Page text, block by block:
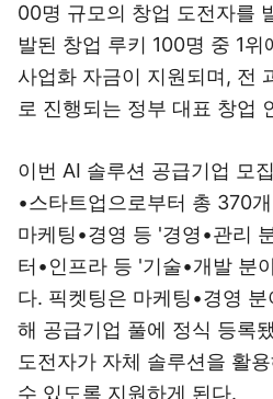
00명 규모의 창업 도전자를
발된 창업 루키 100명 중 1위
사업화 자금이 지원되며, 전
로 진행되는 정부 대표 창업
이번 AI 솔루션 공급기업 모
•스타트업으로부터 총 370
마케팅•경영 등 '경영•관리
터•인프라 등 '기술•개발 분
다. 픽켓팅은 마케팅•경영
해 공급기업 풀에 정식 등록
도전자가 자체 솔루션을 활
수 있도록 지원하게 된다.